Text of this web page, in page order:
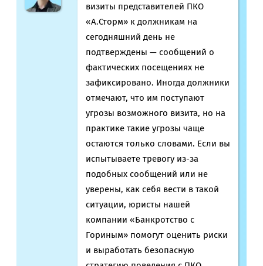
визиты представителей ПКО
«А.Сторм» к должникам на
сегодняшний день не
подтверждены — сообщений о
фактических посещениях не
зафиксировано. Иногда должники
отмечают, что им поступают
угрозы возможного визита, но на
практике такие угрозы чаще
остаются только словами. Если вы
испытываете тревогу из-за
подобных сообщений или не
уверены, как себя вести в такой
ситуации, юристы нашей
компании «Банкротство с
Гориным» помогут оценить риски
и выработать безопасную